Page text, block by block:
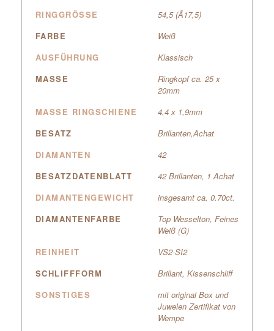
RINGGRÖSSE
54,5 (Ã17,5)
FARBE
Weiß
AUSFÜHRUNG
Klassisch
MASSE
Ringkopf ca. 25 x
20mm
MASSE RINGSCHIENE
4,4 x 1,9mm
BESATZ
Brillanten,Achat
DIAMANTEN
42
BESATZDATENBLATT
42 Brillanten, 1 Achat
DIAMANTENGEWICHT
insgesamt ca. 0.70ct.
DIAMANTENFARBE
Top Wesselton, Feines
Weiß (G)
REINHEIT
VS2-SI2
SCHLIFFFORM
Brillant, Kissenschliff
SONSTIGES
mit original Box und
Juwelen Zertifikat von
Wempe